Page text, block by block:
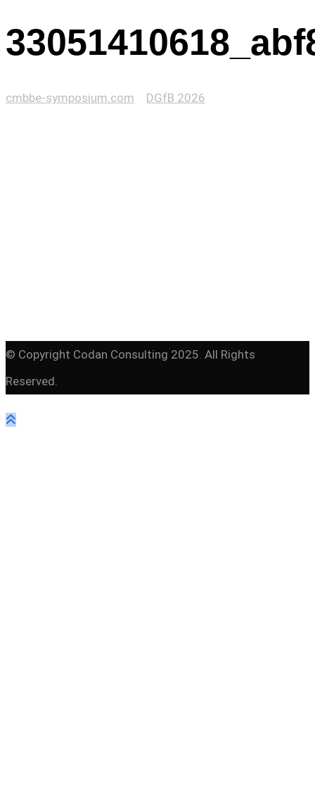
cmbbe-symposium.com DGfB 2026
© Copyright Codan Consulting 2025. All Rights
Reserved.